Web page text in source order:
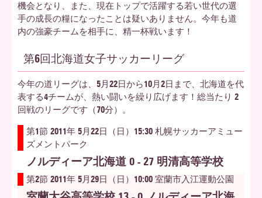
北
海
道
機会となり、また、現在トップで活躍する若い世代の選
手の成長の糧になったことは疑いありません。今年も道
内の強豪チームを相手に、精一杯戦います！
第6回北海道女子サッカーリーグ
今年の道リーグは、5月22日から10月2日まで、北海道を代
表する4チームが、熱い闘いを繰り広げます！総当たり 2
回戦のリーグです（70分）。
第1節 2011年 5月22日（日）15:30 札幌サッカーアミュー
ズメントパーク
ノルディーア北海道 0 - 27 明清高等学校
第2節 2011年 5月29日（日）10:00 室蘭市入江運動公園